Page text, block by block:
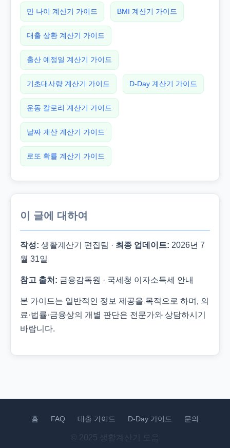
만 나이 계산기 가이드 BMI 계산기 가이드
대출 상환 계산기 가이드
출산 예정일 계산기 가이드
기초대사량 계산기 가이드 D-Day 계산기 가이드
운동 칼로리 계산기 가이드
날짜 계산 계산기 가이드
로또 확률 계산기 가이드
이 글에 대하여
작성: 생활계산기 편집팀 · 최종 업데이트: 2026년 7
월 31일
참고 출처: 금융감독원 · 국세청 이자소득세 안내
본 가이드는 일반적인 정보 제공을 목적으로 하며, 의
료·법률·금융상의 개별 판단은 전문가와 상담하시기
바랍니다.
홈 FAQ 대출 가이드 D-Day 가이드 문의
© 2025 생활계산기 모음